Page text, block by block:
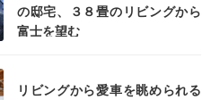
の邸宅、３８畳のリビングから
富士を望む
リビングから愛車を眺められる